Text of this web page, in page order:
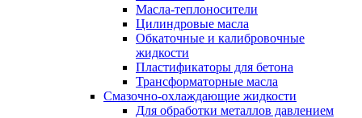
Масла-теплоносители
Цилиндровые масла
Обкаточные и калибровочные
жидкости
Пластификаторы для бетона
Трансформаторные масла
Смазочно-охлаждающие жидкости
Для обработки металлов давлением